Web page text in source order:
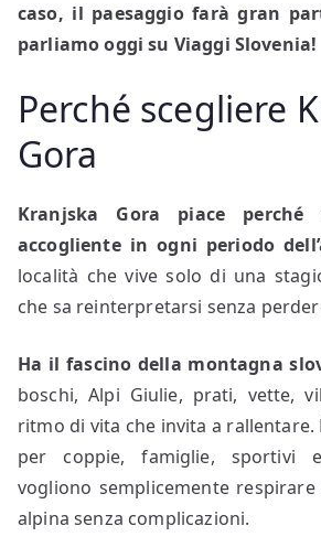
caso, il paesaggio farà gran
parliamo oggi su Viaggi Slovenia!
Perché scegliere
Gora
Kranjska Gora piace perché
accogliente in ogni periodo
località che vive solo di una
che sa reinterpretarsi senza
Ha il fascino della montagna
boschi, Alpi Giulie, prati, vette,
ritmo di vita che invita a rallentare.
per coppie, famiglie, sportivi
vogliono semplicemente respirare
alpina senza complicazioni.